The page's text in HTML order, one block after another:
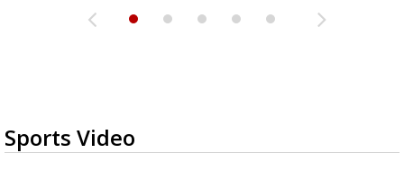
Sports Video